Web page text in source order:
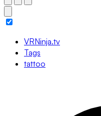
VRNinja.tv
Tags
tattoo